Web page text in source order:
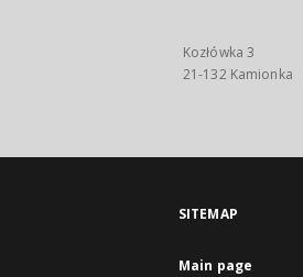
Kozłówka 3
21-132 Kamionka
SITEMAP
Main page